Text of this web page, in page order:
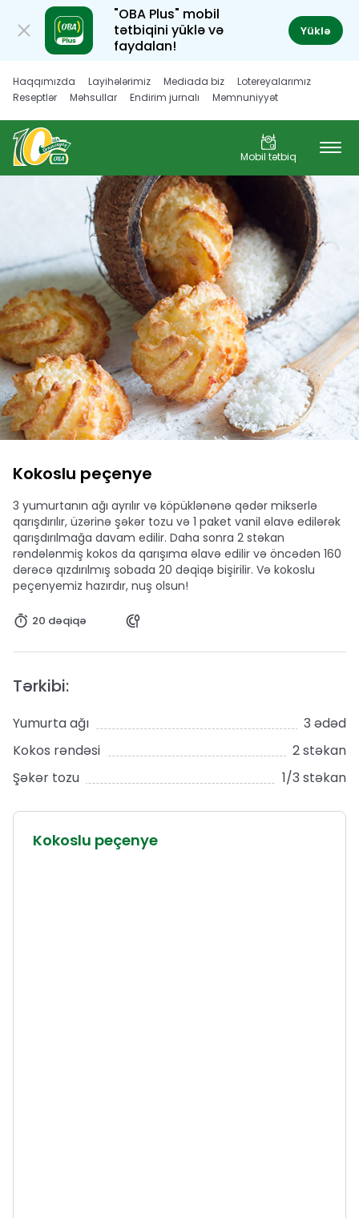
Haqqımızda Layihələrimiz Mediada biz
Lotereyalarımız
Reseptlər
Məhsullar Endirim jurnalı
Məmnuniyyət
Mobil tətbiq
Kokoslu peçenye
Kokoslu peçenye
3 yumurtanın ağı ayrılır və köpüklənənə qədər mikserlə
qarışdırılır, üzərinə şəkər tozu və 1 paket vanil əlavə edilərək
qarışdırılmağa davam edilir. Daha sonra 2 stəkan
rəndələnmiş kokos da qarışıma əlavə edilir və öncədən 160
dərəcə qızdırılmış sobada 20 dəqiqə bişirilir. Və kokoslu
peçenyemiz hazırdır, nuş olsun!
20 dəqiqə
Tərkibi:
Yumurta ağı
3 ədəd
Kokos rəndəsi
2 stəkan
Şəkər tozu
1/3 stəkan
"OBA Plus" mobil
tətbiqini yüklə və
faydalan!
Yüklə